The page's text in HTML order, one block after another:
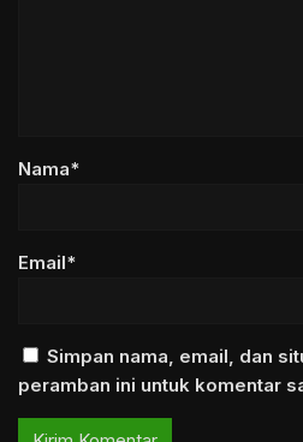
Nama*
Email*
Simpan nama, email, dan
peramban ini untuk komentar